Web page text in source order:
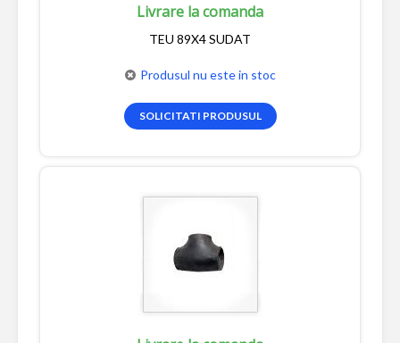
Livrare la comanda
TEU 89X4 SUDAT
Produsul nu este in stoc
SOLICITATI PRODUSUL